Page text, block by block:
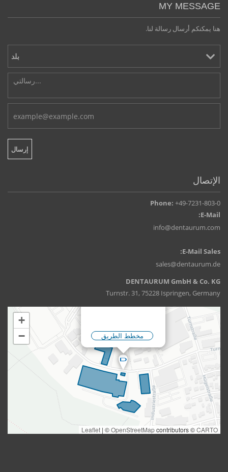
MY MESSAGE
هنا يمكنكم أرسال رسالة لنا.
الإتصال
Phone: +49-7231-803-0
E-Mail:
info@dentaurum.com
E-Mail Sales:
sales@dentaurum.de
DENTAURUM GmbH & Co. KG
Turnstr. 31, 75228 Ispringen, Germany